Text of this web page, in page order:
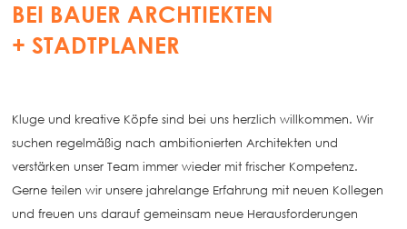
BEI BAUER ARCHTIEKTEN
+ STADTPLANER
Kluge und kreative Köpfe sind bei uns herzlich willkommen. Wir
suchen regelmäßig nach ambitionierten Architekten und
verstärken unser Team immer wieder mit frischer Kompetenz.
Gerne teilen wir unsere jahrelange Erfahrung mit neuen Kollegen
und freuen uns darauf gemeinsam neue Herausforderungen